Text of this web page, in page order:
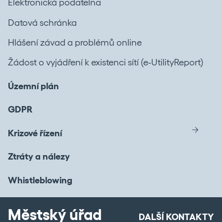
Elektronická podatelna
Datová schránka
Hlášení závad a problémů online
Žádost o vyjádření k existenci sítí (e-UtilityReport)
Územní plán
GDPR
Krizové řízení
Ztráty a nálezy
Whistleblowing
Městský úřad DALŠÍ KONTAKTY